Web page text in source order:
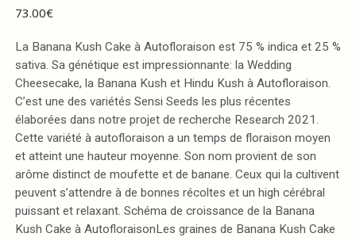
73.00€
La Banana Kush Cake à Autofloraison est 75 % indica et 25 %
sativa. Sa génétique est impressionnante: la Wedding
Cheesecake, la Banana Kush et Hindu Kush à Autofloraison.
C’est une des variétés Sensi Seeds les plus récentes
élaborées dans notre projet de recherche Research 2021.
Cette variété à autofloraison a un temps de floraison moyen
et atteint une hauteur moyenne. Son nom provient de son
arôme distinct de moufette et de banane. Ceux qui la cultivent
peuvent s’attendre à de bonnes récoltes et un high cérébral
puissant et relaxant. Schéma de croissance de la Banana
Kush Cake à AutofloraisonLes graines de Banana Kush Cake